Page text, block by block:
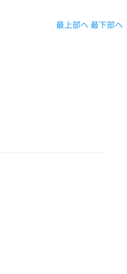
最上部へ 最下部へ